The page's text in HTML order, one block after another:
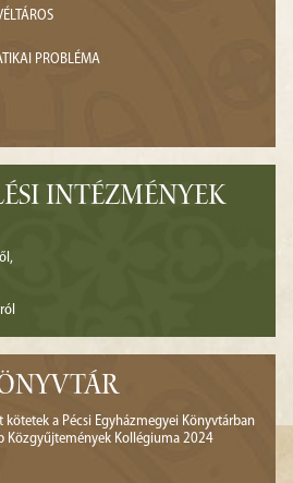
PROBLÉMA
INTÉZMÉNYEK
kötetek a Pécsi Egyházmegyei Könyvtárban
Közgyűjtemények Kollégiuma 2024